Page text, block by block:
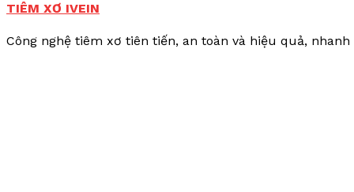
TIÊM XƠ IVEIN
Công nghệ tiêm xơ tiên tiến, an toàn và hiệu quả, nhanh